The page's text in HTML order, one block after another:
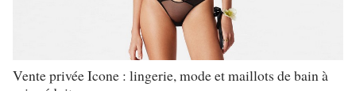
Vente privée Icone : lingerie, mode et maillots de bain à